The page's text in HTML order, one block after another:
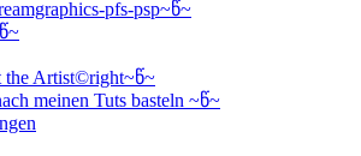
pfs-psp~წ~
Artist©right~წ~
meinen Tuts basteln ~წ~